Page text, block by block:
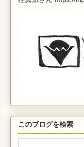
このブログを検索